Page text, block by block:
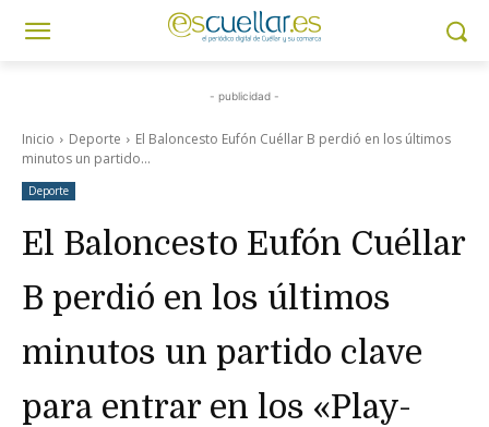
- publicidad -
Inicio Deporte
El Baloncesto Eufón Cuéllar B perdió en los últimos
minutos un partido...
Deporte
El Baloncesto Eufón Cuéllar
B perdió en los últimos
minutos un partido clave
para entrar en los «Play-